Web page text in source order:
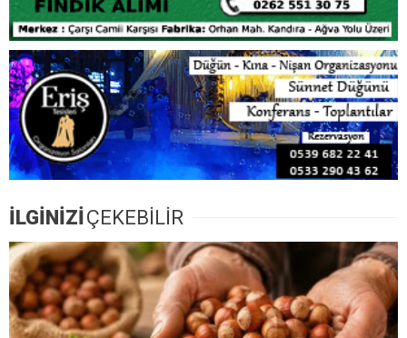
İLGİNİZİÇEKEBİLİR